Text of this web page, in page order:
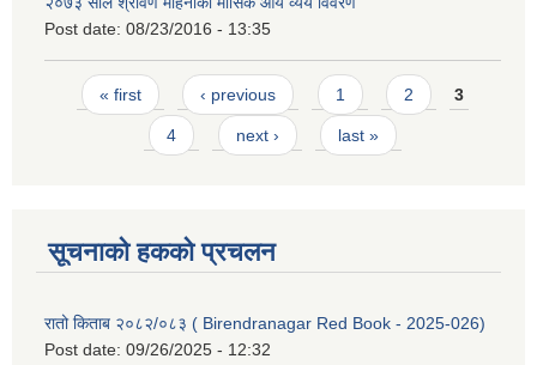
Post date: 08/23/2016 - 13:35
Pages
« first ‹ previous 1 2 3
4 next › last »
सूचनाको हकको प्रचलन
रातो किताब २०८२/०८३ ( Birendranagar Red Book - 2025-026)
Post date: 09/26/2025 - 12:32